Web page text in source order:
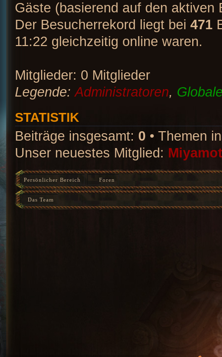
Gäste (basierend auf den
Der Besucherrekord liegt bei 471
11:22 gleichzeitig online waren.
Mitglieder: 0 Mitglieder
Legende:Administratoren,
STATISTIK
Beiträge insgesamt: 0 • Themen
Unser neuestes Mitglied:
Persönlicher Bereich Foren
Das Team